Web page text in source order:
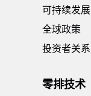
可持续发展
全球政策
投资者关系
零排技术